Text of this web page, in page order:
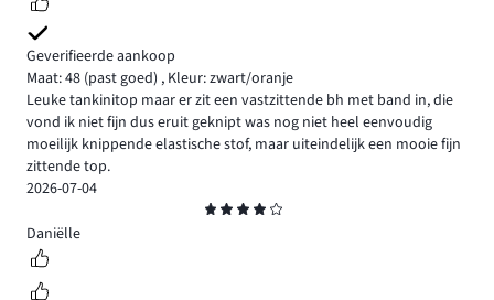
Geverifieerde aankoop
Maat: 48 (past goed) , Kleur: zwart/oranje
Leuke tankinitop maar er zit een vastzittende bh met band in, die
vond ik niet fijn dus eruit geknipt was nog niet heel eenvoudig
moeilijk knippende elastische stof, maar uiteindelijk een mooie fijn
zittende top.
2026-07-04
4
Daniëlle